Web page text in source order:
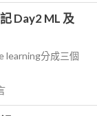
Day2 ML 及
learning分成三個